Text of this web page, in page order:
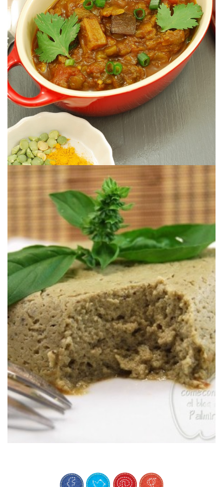
GUISO DE BERENJENAS CON
GUISANTES SECOS & MELAZA DE
GRANADA
Reconfortante y sabroso.
FONDANT DE BERENJENAS
Una manera distinta de comer berenjenas.